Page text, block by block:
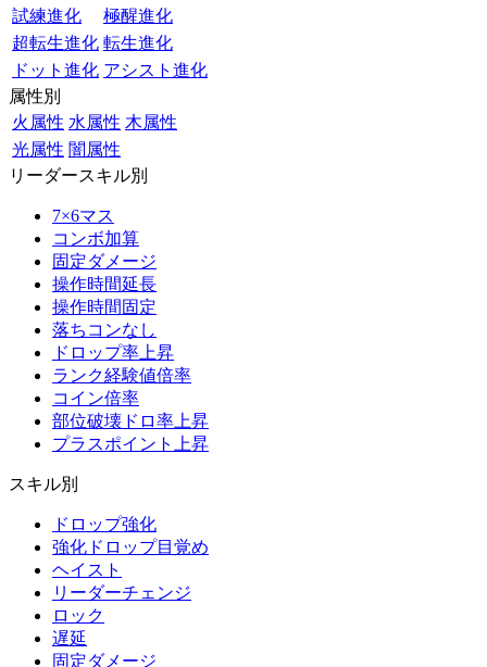
試練進化
極醒進化
超転生進化 転生進化
ドット進化 アシスト進化
属性別
火属性 水属性 木属性
光属性 闇属性
リーダースキル別
7×6マス
コンボ加算
固定ダメージ
操作時間延長
操作時間固定
落ちコンなし
ドロップ率上昇
ランク経験値倍率
コイン倍率
部位破壊ドロ率上昇
プラスポイント上昇
スキル別
ドロップ強化
強化ドロップ目覚め
ヘイスト
リーダーチェンジ
ロック
遅延
固定ダメージ